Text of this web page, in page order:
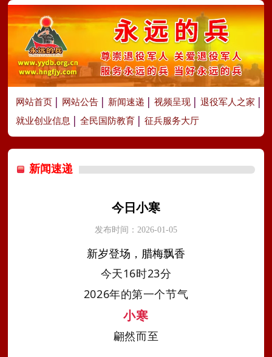
网站首页 网站公告 新闻速递 视频呈现
退役军人之家
就业创业信息
全民国防教育 征兵服务大厅
新闻速递
今日小寒
发布时间：2026-01-05
新岁登场，腊梅飘香
今天16时23分
2026年的第一个节气
小寒
翩然而至